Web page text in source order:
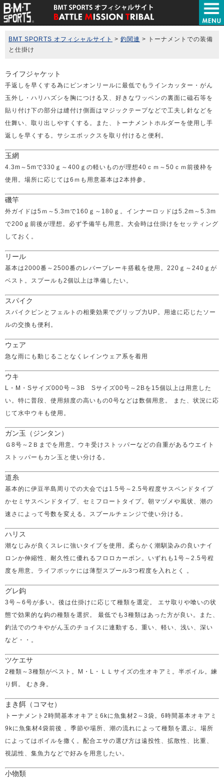
BMT SPORTS オフィシャルサイト > 釣関連 >
トーナメントでの装備
と仕掛け
ライフジャケット
手返しを早くする為にピンオンリールに最低でもラインカッター・がん
玉外し・ハリハズシを胸につける又、好きなワッペンの裏面に磁石等を
貼り付け下の部分は縫付け側面はマジックテープなどで工夫し針などを
仕舞い、取り出しやすくする。また、トーナメントホルダーを使用し手
返しを早くする。サシエボックスを取り付けると便利。
玉網
4.3m～5mで330ｇ～400ｇの軽いものが理想40ｃｍ～50ｃｍ前後枠を
使用。場所に応じては6ｍも用意基本は2本持参。
磯竿
外ガイドは5ｍ～5.3mで160ｇ～180ｇ。インナーロッドは5.2m～5.3m
で200ｇ前後が理想。必ず予備竿も用意。大会時は仕掛けをセッティング
しておく。
リール
基本は2000番～2500番のレバーブレーキ搭載を使用。220ｇ～240ｇが
ベスト。スプールも2個以上は準備したい。
スパイク
スパイクピンとフェルトの相乗効果でグリップ力UP。用途に応じたソー
ルの交換も便利。
ウェア
急な雨にも動じることなくレインウェア系を着用
ウキ
L・M・Sサイズ000号～3B Sサイズ00号～2Bを15個以上は用意した
い。特に普段、使用頻度の高いもの0号などは数個用意。 また、状況に応
じて水中ウキも使用。
ガン玉（ジンタン）
Ｇ8号～2Ｂまでを用意。ウキ受けストッパーなどの自重があるウエイト
ストッパーもカン玉と使い分ける。
道糸
基本的に伊豆半島周りでの大会では1.5号～2.5号程度サスペンドタイプ
かセミサスペンドタイプ、セミフロートタイプ。朝マヅメや風状、潮の
速さによって号数を変える。スプールチェンジで使い分ける。
ハリス
潮なじみが良くスレに強いタイプを使用。柔らかく潮馴染みの良いナイ
ロンか伸縮性、耐久性に優れるフロロカーボン。いずれも1号～2.5号程
度を用意。ライフポッケには薄型スプール3つ程度を入れとく 。
グレ鈎
3号～6号が多い。後は仕掛けに応じて種類を選定。 エサ取りや喰いの状
態で効果的な鈎の種類を選択。 最低でも3種類はあった方が良い。また、
釣法でのウキやがん玉のチョイスに連動する。重い、軽い、浅い、深い
など・・。
ツケエサ
2種類～3種類がベスト。M・L・ＬＬサイズの生オキアミ。半ボイル。練
り餌。 むき身。
まき餌（コマセ）
トーナメント2時間基本オキアミ6kに魚集材2～3袋。6時間基本オキアミ
9kに魚集材4袋前後 。季節や場所、潮の流れによって種類を選ぶ。場所
によってはボイルを撒く。配合エサの選び方は遠投性、拡散性、比重、
視認性、集魚力などで好みを用意したい。
小物類